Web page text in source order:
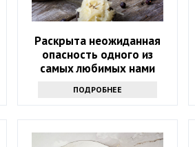
Раскрыта неожиданная
опасность одного из
самых любимых нами
ПОДРОБНЕЕ